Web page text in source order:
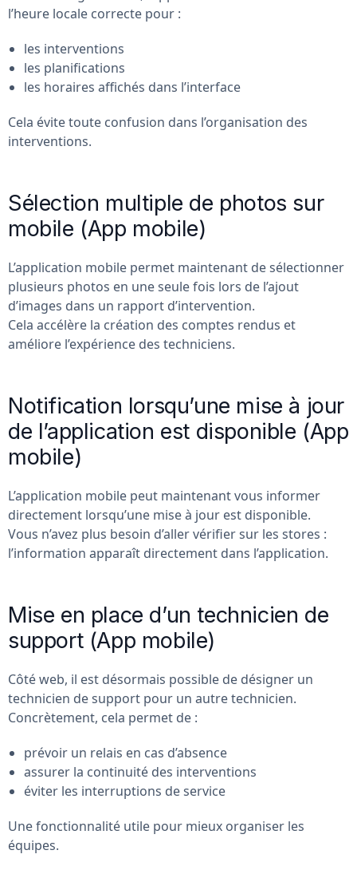
l’heure locale correcte pour :
les interventions
les planifications
les horaires affichés dans l’interface
Cela évite toute confusion dans l’organisation des
interventions.
Sélection multiple de photos sur
mobile (App mobile)
L’application mobile permet maintenant de sélectionner
plusieurs photos en une seule fois lors de l’ajout
d’images dans un rapport d’intervention.
Cela accélère la création des comptes rendus et
améliore l’expérience des techniciens.
Notification lorsqu’une mise à jour
de l’application est disponible (App
mobile)
L’application mobile peut maintenant vous informer
directement lorsqu’une mise à jour est disponible.
Vous n’avez plus besoin d’aller vérifier sur les stores :
l’information apparaît directement dans l’application.
Mise en place d’un technicien de
support (App mobile)
Côté web, il est désormais possible de désigner un
technicien de support pour un autre technicien.
Concrètement, cela permet de :
prévoir un relais en cas d’absence
assurer la continuité des interventions
éviter les interruptions de service
Une fonctionnalité utile pour mieux organiser les
équipes.